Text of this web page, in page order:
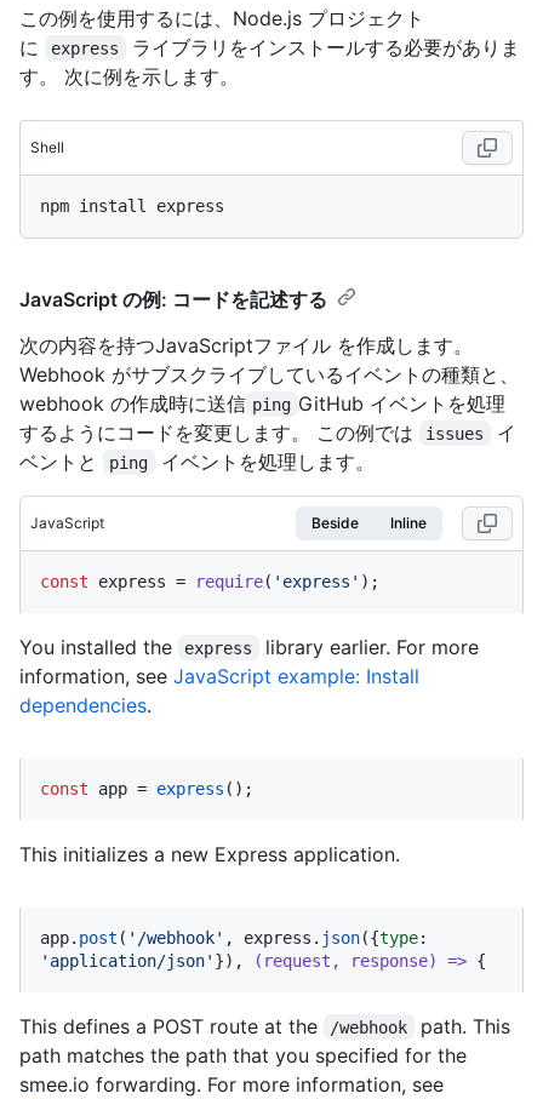
この例を使用するには、Node.js プロジェクト
に
express
ライブラリをインストールする必要がありま
す。 次に例を示します。
Shell
JavaScript の例: コードを記述する
次の内容を持つJavaScriptファイル を作成します。
Webhook がサブスクライブしているイベントの種類と、
webhook の作成時に送信 ping GitHub イベントを処理
するようにコードを変更します。 この例では
issues
イ
ベントと
ping イベントを処理します。
JavaScript Beside Inline
const express = require( 'express' );
You installed the express
library earlier. For more
information, see JavaScript example: Install
dependencies.
const app = express ();
This initializes a new Express application.
app. post ( '/webhook' , express. json({type
'application/json' }), ( request, response) => {
This defines a POST route at the /webhook
path. This
path matches the path that you specified for the
smee.io forwarding. For more information, see